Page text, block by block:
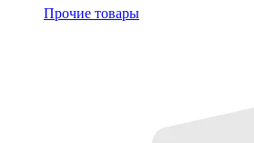
Прочие товары